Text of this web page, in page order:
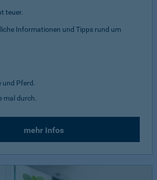
teuer.
Informationen und Tipps rund um
und Pferd.
mal durch.
mehr Infos